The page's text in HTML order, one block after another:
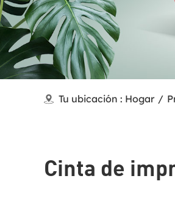
Tu ubicación : Hogar /
Cinta de